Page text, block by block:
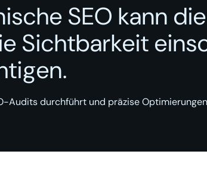
SEO kann
Sichtbarkeit
Audits durchführt und präzise